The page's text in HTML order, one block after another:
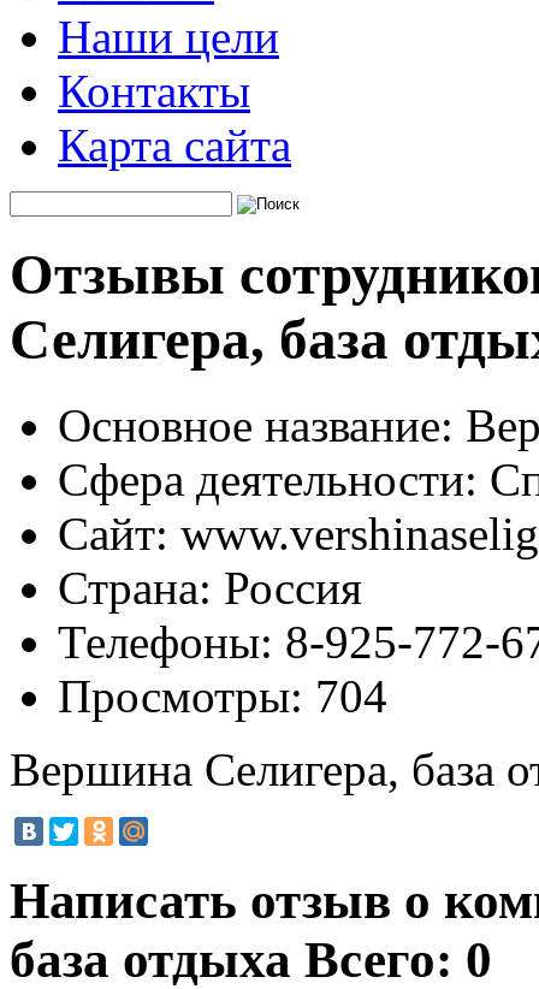
Наши цели
Контакты
Карта сайта
Отзывы
Селигера, база
Основное название:
Сфера деятельности:
Сайт:
Страна: Россия
Телефоны: 8-925-772-
Просмотры: 704
Вершина Селигера, база
Написать отзыв о
база отдыха Всего: 0